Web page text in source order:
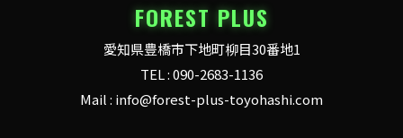
FOREST PLUS
愛知県豊橋市下地町柳目30番地1
TEL : 090-2683-1136
Mail : info@forest-plus-toyohashi.com